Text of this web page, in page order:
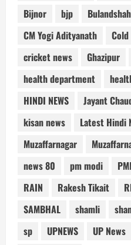
Bijnor
bjp
CM Yogi Adityanath
Cold
cricket news
Ghazipur
health department
HINDI NEWS
Jayant
kisan news
Latest Hindi
Muzaffarnagar
news 80
pm modi
RAIN
Rakesh Tikait
SAMBHAL
shamli
sp
UPNEWS UP News